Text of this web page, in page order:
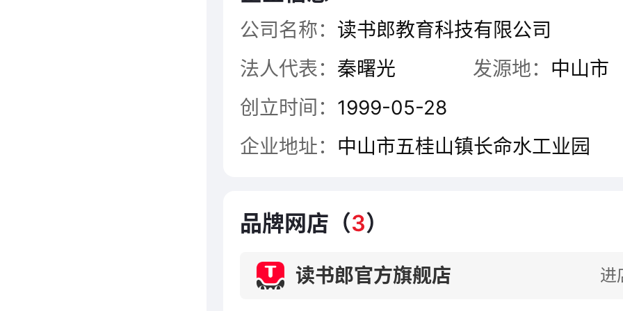
斯、日本、韩国、香港、新加坡、印尼、马
读书郎公司拥有专业、高效、创新的管理队
品研发、制造、品质、市场及售后服务等方
富的经验和雄厚的实力。通过了ISO9001
供满意的产品和服务;与中央电视台《动画城
实验大赛，与全国的少年儿童建立了亲密的
公司名称： 读书郎教育科技有限公司
法人代表： 秦曙光 发源地： 中山市
创立时间： 1999-05-28
企业地址： 中山市五桂山镇长命水工业园
品牌网店（3）
读书郎官方旗舰店 进